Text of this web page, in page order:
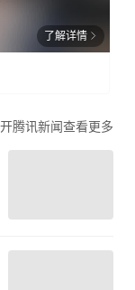
了解详情
腾讯新闻查看更多